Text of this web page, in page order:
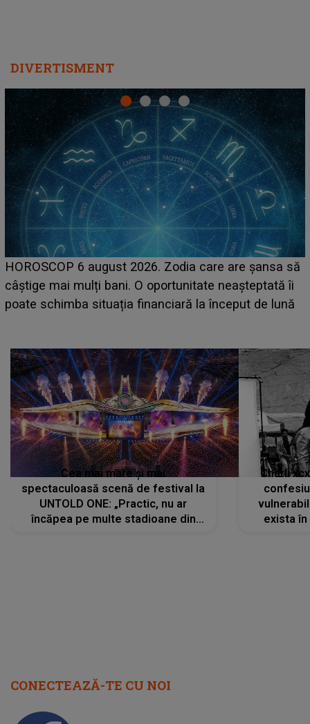
DIVERTISMENT
LINE-UP UNTOLD ONE, prima zi. Cine sunt artiștii
care deschid festivalul și de la ce ore au loc cele mai
așteptate concerte pe scena principală?
Cea mai mare și mai
spectaculoasă scenă de festival la
UNTOLD ONE: „Practic, nu ar
încăpea pe multe stadioane din
Charli
exista
CONECTEAZĂ-TE CU NOI